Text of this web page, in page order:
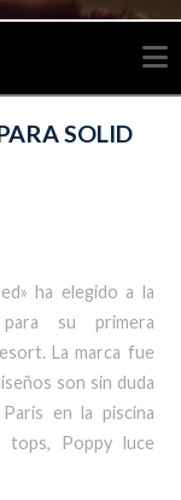
SOLID
ha elegido a la
su primera
La marca fue
son sin duda
en la piscina
tops, Poppy luce